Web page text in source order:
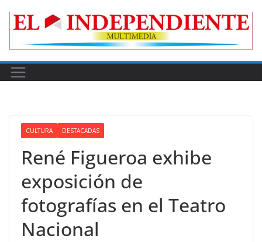
CULTURA DESTACADAS
René Figueroa exhibe
exposición de
fotografías en el Teatro
Nacional